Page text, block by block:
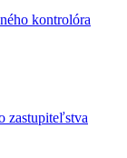
kontrolóra
zastupiteľstva